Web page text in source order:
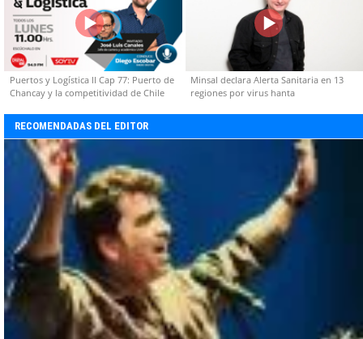
Puertos y Logística II Cap 77: Puerto de
Chancay y la competitividad de Chile
Minsal declara Alerta Sanitaria en 13
regiones por virus hanta
RECOMENDADAS DEL EDITOR